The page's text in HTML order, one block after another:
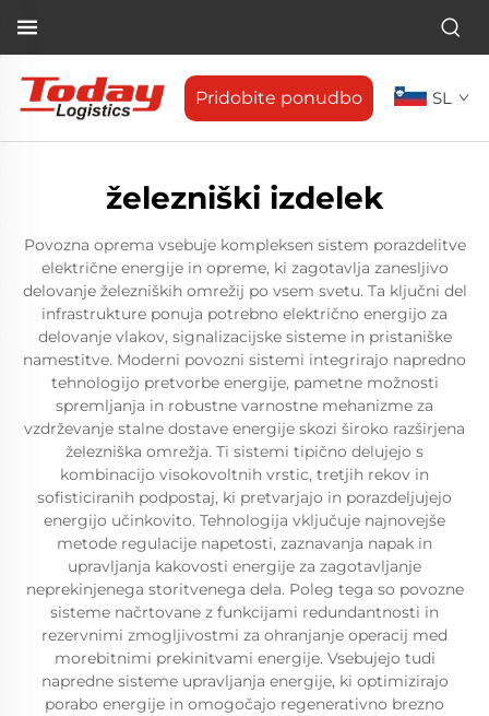
Pridobite ponudbo SL
železniški izdelek
Povozna oprema vsebuje kompleksen sistem porazdelitve
električne energije in opreme, ki zagotavlja zanesljivo
delovanje železniških omrežij po vsem svetu. Ta ključni del
infrastrukture ponuja potrebno električno energijo za
delovanje vlakov, signalizacijske sisteme in pristaniške
namestitve. Moderni povozni sistemi integrirajo napredno
tehnologijo pretvorbe energije, pametne možnosti
spremljanja in robustne varnostne mehanizme za
vzdrževanje stalne dostave energije skozi široko razširjena
železniška omrežja. Ti sistemi tipično delujejo s
kombinacijo visokovoltnih vrstic, tretjih rekov in
sofisticiranih podpostaj, ki pretvarjajo in porazdeljujejo
energijo učinkovito. Tehnologija vključuje najnovejše
metode regulacije napetosti, zaznavanja napak in
upravljanja kakovosti energije za zagotavljanje
neprekinjenega storitvenega dela. Poleg tega so povozne
sisteme načrtovane z funkcijami redundantnosti in
rezervnimi zmogljivostmi za ohranjanje operacij med
morebitnimi prekinitvami energije. Vsebujejo tudi
napredne sisteme upravljanja energije, ki optimizirajo
porabo energije in omogočajo regenerativno brezno